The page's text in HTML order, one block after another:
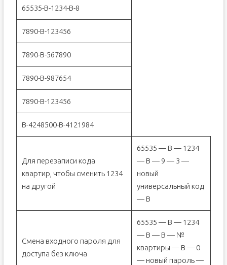
65535-В-1234-В-8
7890-B-123456
7890-B-567890
7890-B-987654
7890-B-123456
B-4248500-B-4121984
Для перезаписи кода
квартир, чтобы сменить 1234
на другой
65535 — В — 1234
— B — 9 — 3 —
новый
универсальный код
— В
Смена входного пароля для
доступа без ключа
65535 — B — 1234
— В — B — №
квартиры — B — 0
— новый пароль —